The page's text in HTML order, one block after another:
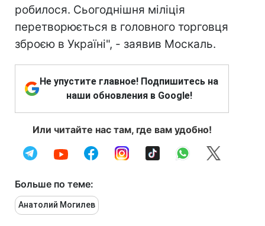
робилося. Сьогоднішня міліція
перетворюється в головного торговця
зброєю в Україні", - заявив Москаль.
Не упустите главное! Подпишитесь на
наши обновления в Google!
Или читайте нас там, где вам удобно!
Больше по теме:
Анатолий Могилев